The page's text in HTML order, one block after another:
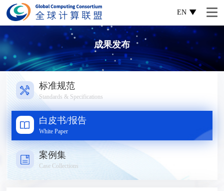
EN
成果发布
标准规范
Standards & Specifications
白皮书/报告
White Paper
案例集
Case Collections